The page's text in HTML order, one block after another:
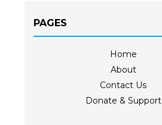
PAGES
Home
About
Contact Us
Donate & Support